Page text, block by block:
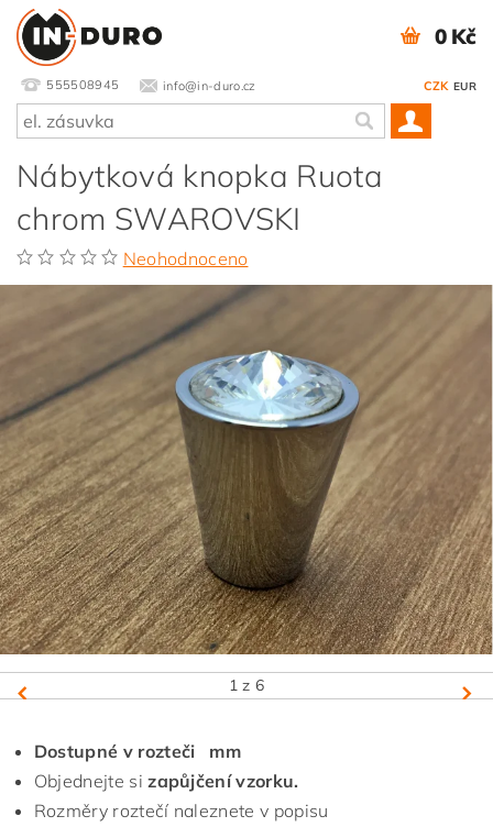
555508945 info@in-duro.cz CZK EUR
0 Kč
Nábytková knopka Ruota
chrom SWAROVSKI
Neohodnoceno
1 z 6
Dostupné v rozteči mm
Objednejte si zapůjčení vzorku.
Rozměry roztečí naleznete v popisu